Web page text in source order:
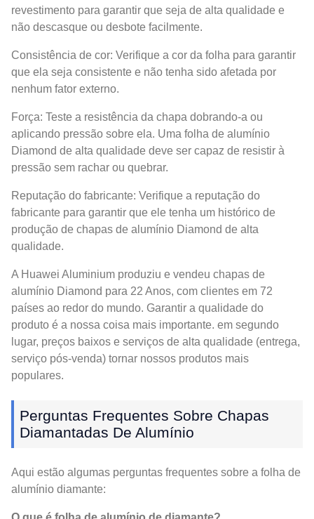
revestimento para garantir que seja de alta qualidade e
não descasque ou desbote facilmente.
Consistência de cor: Verifique a cor da folha para garantir
que ela seja consistente e não tenha sido afetada por
nenhum fator externo.
Força: Teste a resistência da chapa dobrando-a ou
aplicando pressão sobre ela. Uma folha de alumínio
Diamond de alta qualidade deve ser capaz de resistir à
pressão sem rachar ou quebrar.
Reputação do fabricante: Verifique a reputação do
fabricante para garantir que ele tenha um histórico de
produção de chapas de alumínio Diamond de alta
qualidade.
A Huawei Aluminium produziu e vendeu chapas de
alumínio Diamond para 22 Anos, com clientes em 72
países ao redor do mundo. Garantir a qualidade do
produto é a nossa coisa mais importante. em segundo
lugar, preços baixos e serviços de alta qualidade (entrega,
serviço pós-venda) tornar nossos produtos mais
populares.
Perguntas Frequentes Sobre Chapas
Diamantadas De Alumínio
Aqui estão algumas perguntas frequentes sobre a folha de
alumínio diamante: